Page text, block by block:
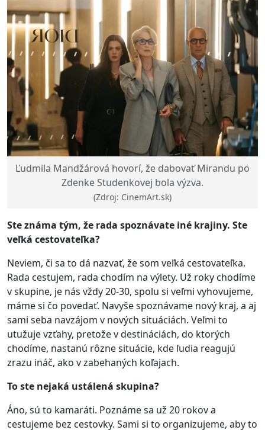
Ľudmila Mandžárová hovorí, že dabovať Mirandu po
Zdenke Studenkovej bola výzva.
(Zdroj: CinemArt.sk)
Ste známa tým, že rada spoznávate iné krajiny. Ste
veľká cestovateľka?
Neviem, či sa to dá nazvať, že som veľká cestovateľka.
Rada cestujem, rada chodím na výlety. Už roky chodíme
v skupine, je nás vždy 20-30, spolu si veľmi vyhovujeme,
máme si čo povedať. Navyše spoznávame nový kraj, a aj
sami seba navzájom v nových situáciách. Veľmi to
utužuje vzťahy, pretože v destináciách, do ktorých
chodíme, nastanú rôzne situácie, kde ľudia reagujú
zrazu ináč, ako v zabehaných koľajach.
To ste nejaká ustálená skupina?
Áno, sú to kamaráti. Poznáme sa už 20 rokov a
cestujeme bez cestovky. Sami si to organizujeme, aby to